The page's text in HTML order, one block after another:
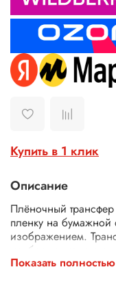
Купить в 1 клик
Описание
Плёночный
пленку на бумажной
изображением.
изображение, с
неповторимость и
Показать полностью